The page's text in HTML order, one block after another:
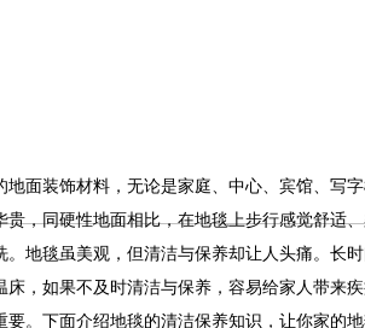
地面装饰材料，无论是家庭、中心、宾馆、写
贵，同硬性地面相比，在地毯上步行感觉舒适
。地毯虽美观，但清洁与保养却让人头痛。长
床，如果不及时清洁与保养，容易给家人带来
要。下面介绍地毯的清洁保养知识，让你家的